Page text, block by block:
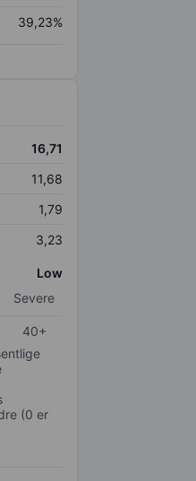
39,23%
16,71
11,68
1,79
3,23
Low
Severe
40+
(0 er